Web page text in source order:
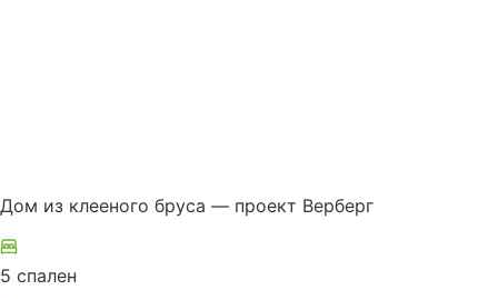
Дом из клееного бруса — проект Верберг
5 спален